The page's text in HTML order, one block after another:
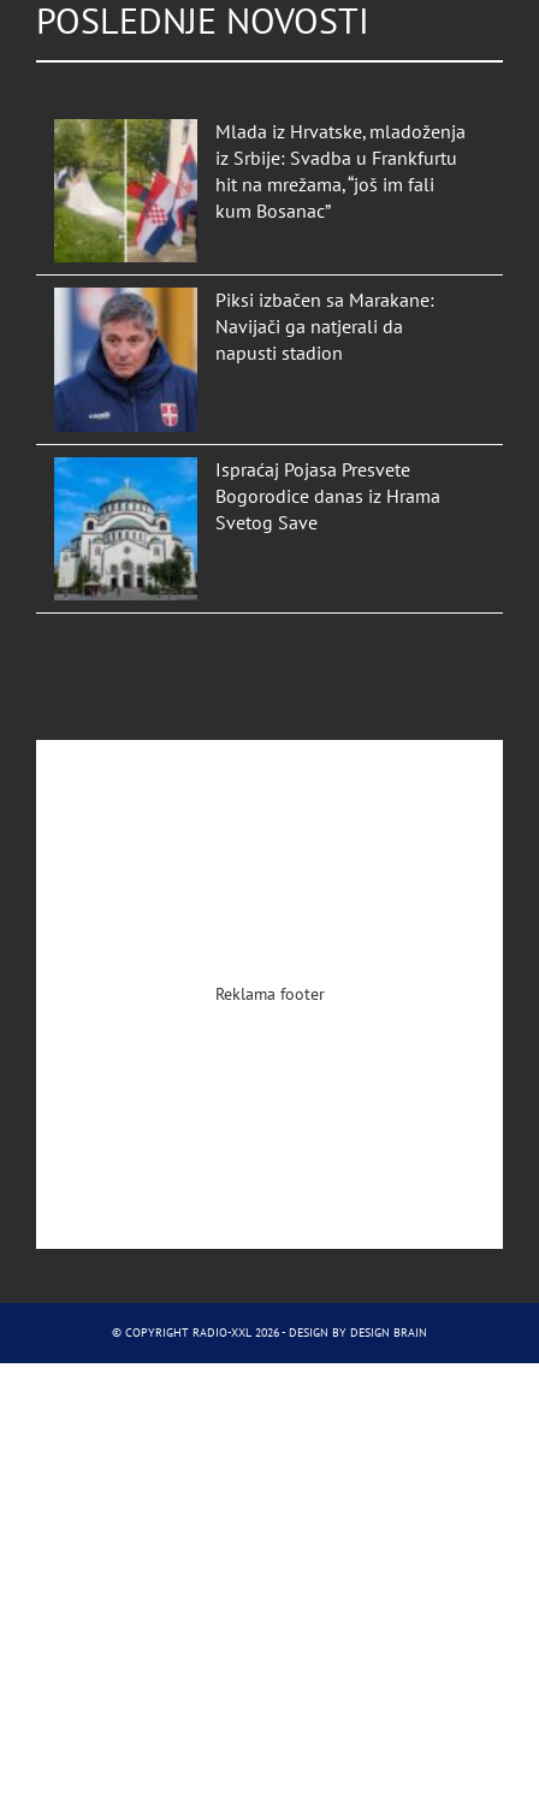
POSLEDNJE NOVOSTI
Mlada iz Hrvatske, mladoženja
iz Srbije: Svadba u Frankfurtu
hit na mrežama, “još im fali
kum Bosanac”
Piksi izbačen sa Marakane:
Navijači ga natjerali da
napusti stadion
Ispraćaj Pojasa Presvete
Bogorodice danas iz Hrama
Svetog Save
Reklama footer
© COPYRIGHT RADIO-XXL 2026 - DESIGN BY DESIGN BRAIN